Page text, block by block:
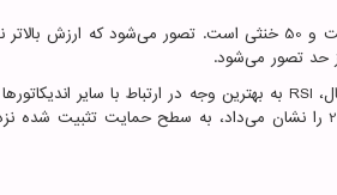
خط بین مقادیر 0 و 100 در نوسان است و 50 خنثی است.
حد تصور می‌شود.
RSIبه بهترین وجه در ارتباط با سایر
امتیاز پایین 20 را نشان می‌داد، به سطح حمایت